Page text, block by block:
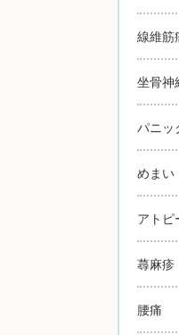
線維筋
坐骨神
パニッ
めまい
アトピ
蕁麻疹
腰痛